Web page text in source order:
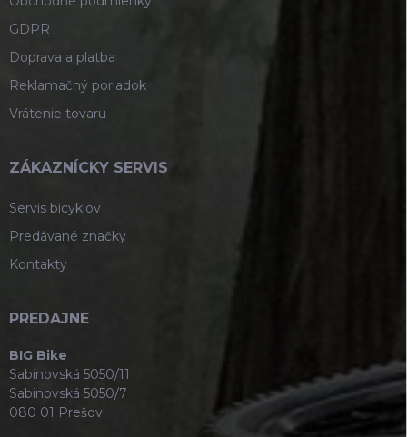
GDPR
Doprava a platba
Reklamačný poriadok
Vrátenie tovaru
ZÁKAZNÍCKY SERVIS
Servis bicyklov
Predávané značky
Kontakty
PREDAJNE
BIG Bike
Sabinovská 5050/11
Sabinovská 5050/7
080 01 Prešov